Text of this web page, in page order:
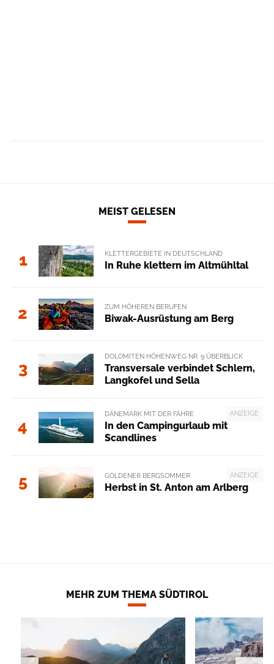
MEIST GELESEN
1 KLETTERGEBIETE IN DEUTSCHLAND
In Ruhe klettern im Altmühltal
2 ZUM HÖHEREN BERUFEN
Biwak-Ausrüstung am Berg
3
DOLOMITEN HÖHENWEG NR. 9 ÜBERBLICK
Transversale verbindet Schlern,
Langkofel und Sella
4
ANZEIGE
DÄNEMARK MIT DER FÄHRE
In den Campingurlaub mit
Scandlines
5 ANZEIGE
GOLDENER BERGSOMMER
Herbst in St. Anton am Arlberg
MEHR ZUM THEMA SÜDTIROL